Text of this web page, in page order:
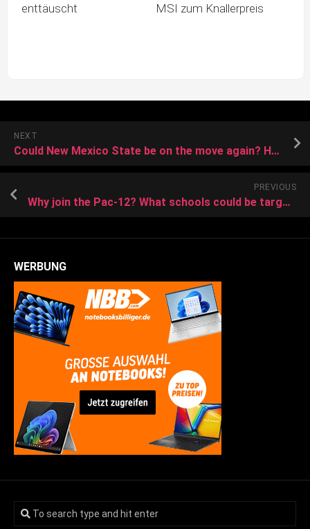
enttäuscht
MSI zum Knallerpreis
NEXT
Could New Mexico State be on the move again? How Pac-12 expansion could impact Aggies
PREVIOUS
Why join the Pac-12? What schools could be targeted next? What’s next for Mountain West?
WERBUNG